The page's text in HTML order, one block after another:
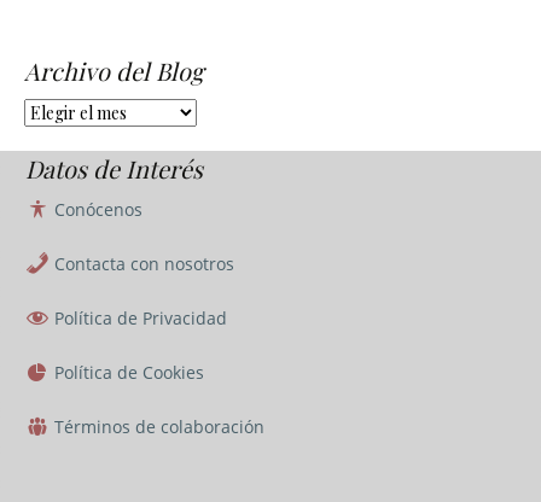
Archivo del Blog
Archivo
Blog
Datos de Interés
Conócenos
Contacta con nosotros
Política de Privacidad
Política de Cookies
Términos de colaboración